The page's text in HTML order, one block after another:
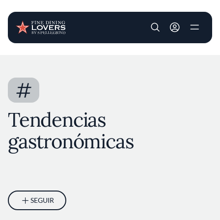
User account
#
Tendencias
gastronómicas
SEGUIR